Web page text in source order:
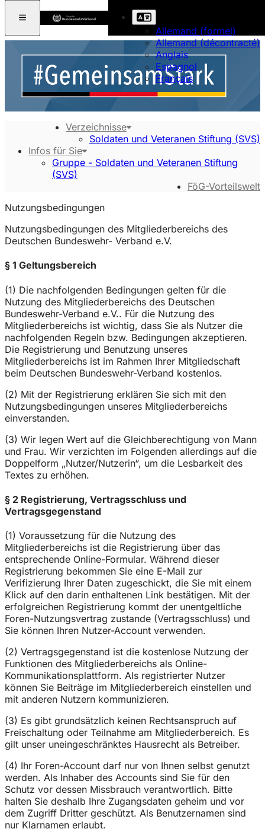
Allemand (formel)
Allemand (décontracté)
Anglais
Espagnol
Français
Verzeichnisse
Soldaten und Veteranen Stiftung (SVS)
Infos für Sie
Gruppe - Soldaten und Veteranen Stiftung
(SVS)
FöG-Vorteilswelt
Nutzungsbedingungen
Nutzungsbedingungen des Mitgliederbereichs des
Deutschen Bundeswehr- Verband e.V.
§ 1 Geltungsbereich
(1) Die nachfolgenden Bedingungen gelten für die
Nutzung des Mitgliederbereichs des Deutschen
Bundeswehr-Verband e.V.. Für die Nutzung des
Mitgliederbereichs ist wichtig, dass Sie als Nutzer die
nachfolgenden Regeln bzw. Bedingungen akzeptieren.
Die Registrierung und Benutzung unseres
Mitgliederbereichs ist im Rahmen Ihrer Mitgliedschaft
beim Deutschen Bundeswehr-Verband kostenlos.
(2) Mit der Registrierung erklären Sie sich mit den
Nutzungsbedingungen unseres Mitgliederbereichs
einverstanden.
(3) Wir legen Wert auf die Gleichberechtigung von Mann
und Frau. Wir verzichten im Folgenden allerdings auf die
Doppelform „Nutzer/Nutzerin“, um die Lesbarkeit des
Textes zu erhöhen.
§ 2 Registrierung, Vertragsschluss und
Vertragsgegenstand
(1) Voraussetzung für die Nutzung des
Mitgliederbereichs ist die Registrierung über das
entsprechende Online-Formular. Während dieser
Registrierung bekommen Sie eine E-Mail zur
Verifizierung Ihrer Daten zugeschickt, die Sie mit einem
Klick auf den darin enthaltenen Link bestätigen. Mit der
erfolgreichen Registrierung kommt der unentgeltliche
Foren-Nutzungsvertrag zustande (Vertragsschluss) und
Sie können Ihren Nutzer-Account verwenden.
(2) Vertragsgegenstand ist die kostenlose Nutzung der
Funktionen des Mitgliederbereichs als Online-
Kommunikationsplattform. Als registrierter Nutzer
können Sie Beiträge im Mitgliederbereich einstellen und
mit anderen Nutzern kommunizieren.
(3) Es gibt grundsätzlich keinen Rechtsanspruch auf
Freischaltung oder Teilnahme am Mitgliederbereich. Es
gilt unser uneingeschränktes Hausrecht als Betreiber.
(4) Ihr Foren-Account darf nur von Ihnen selbst genutzt
werden. Als Inhaber des Accounts sind Sie für den
Schutz vor dessen Missbrauch verantwortlich. Bitte
halten Sie deshalb Ihre Zugangsdaten geheim und vor
dem Zugriff Dritter geschützt. Als Benutzernamen sind
nur Klarnamen erlaubt.